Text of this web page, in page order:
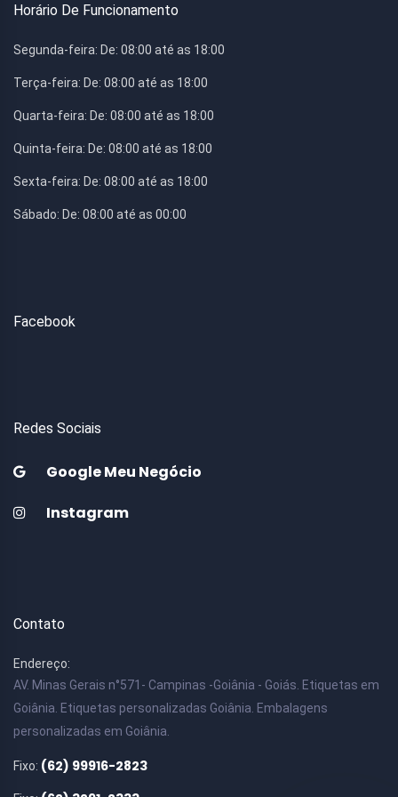
Horário De Funcionamento
Segunda-feira: De: 08:00 até as 18:00
Terça-feira: De: 08:00 até as 18:00
Quarta-feira: De: 08:00 até as 18:00
Quinta-feira: De: 08:00 até as 18:00
Sexta-feira: De: 08:00 até as 18:00
Sábado: De: 08:00 até as 00:00
Facebook
Redes Sociais
Google Meu Negócio
Instagram
Contato
Endereço:
AV. Minas Gerais n°571- Campinas -Goiânia - Goiás. Etiquetas em
Goiânia. Etiquetas personalizadas Goiânia. Embalagens
personalizadas em Goiânia.
Fixo: (62) 99916-2823